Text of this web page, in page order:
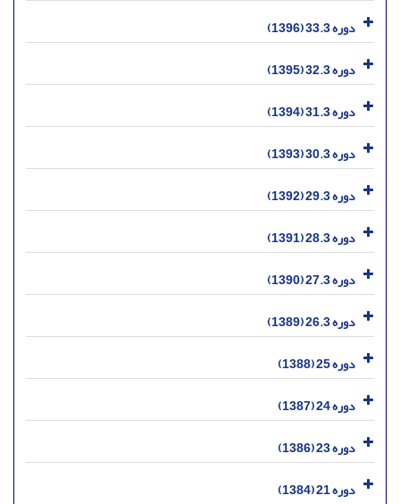
دوره 33.3 (1396)
دوره 32.3 (1395)
دوره 31.3 (1394)
دوره 30.3 (1393)
دوره 29.3 (1392)
دوره 28.3 (1391)
دوره 27.3 (1390)
دوره 26.3 (1389)
دوره 25 (1388)
دوره 24 (1387)
دوره 23 (1386)
دوره 21 (1384)